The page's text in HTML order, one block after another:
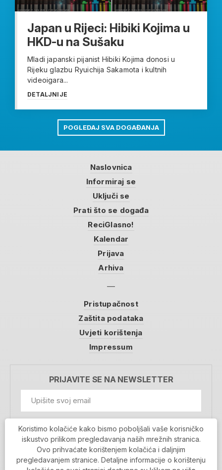
Japan u Rijeci: Hibiki Kojima u
HKD-u na Sušaku
Mladi japanski pijanist Hibiki Kojima donosi u
Rijeku glazbu Ryuichija Sakamota i kultnih
videoigara...
DETALJNIJE
POGLEDAJ SVA DOGAĐANJA
Naslovnica
Informiraj se
Uključi se
Prati što se događa
ReciGlasno!
Kalendar
Prijava
Arhiva
Pristupačnost
Zaštita podataka
Uvjeti korištenja
Impressum
PRIJAVITE SE NA NEWSLETTER
Prihvaćam da se moji podaci spremaju u bazu
podataka i koriste u svrhu slanja MojaRijeka
newslettera
MOJARIJEKA NEWSLETTER
Koristimo kolačiće kako bismo poboljšali vaše korisničko
iskustvo prilikom pregledavanja naših mrežnih stranica.
Ovo prihvaćate korištenjem kolačića i daljnjim
pregledavanjem stranice. Detaljne informacije o korištenju